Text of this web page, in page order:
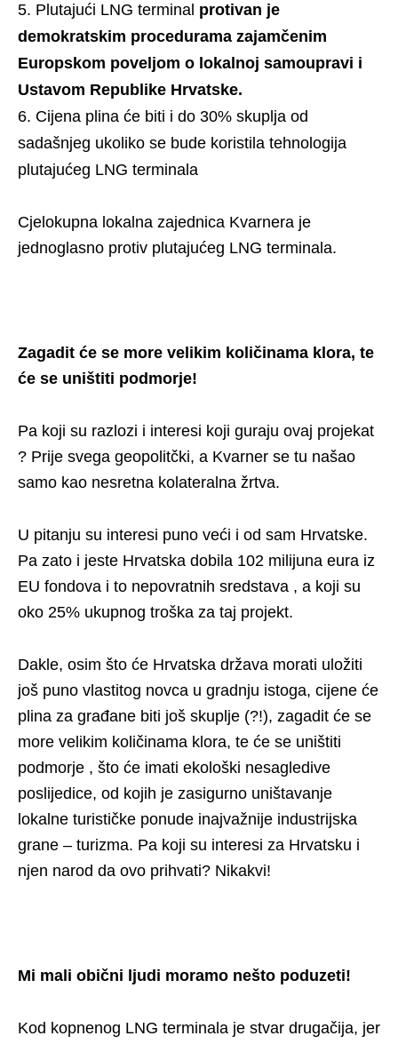
Plutajući LNG terminal protivan je
demokratskim procedurama zajamčenim
Europskom poveljom o lokalnoj samoupravi i
Ustavom Republike Hrvatske.
Cijena plina će biti i do 30% skuplja od
sadašnjeg ukoliko se bude koristila tehnologija
plutajućeg LNG terminala
Cjelokupna lokalna zajednica Kvarnera je
jednoglasno protiv plutajućeg LNG terminala.
Zagadit će se more velikim količinama klora, te
će se uništiti podmorje!
Pa koji su razlozi i interesi koji guraju ovaj projekat
? Prije svega geopolitčki, a Kvarner se tu našao
samo kao nesretna kolateralna žrtva.
U pitanju su interesi puno veći i od sam Hrvatske.
Pa zato i jeste Hrvatska dobila 102 milijuna eura iz
EU fondova i to nepovratnih sredstava , a koji su
oko 25% ukupnog troška za taj projekt.
Dakle, osim što će Hrvatska država morati uložiti
još puno vlastitog novca u gradnju istoga, cijene će
plina za građane biti još skuplje (?!), zagadit će se
more velikim količinama klora, te će se uništiti
podmorje , što će imati ekološki nesagledive
poslijedice, od kojih je zasigurno uništavanje
lokalne turističke ponude inajvažnije industrijska
grane – turizma. Pa koji su interesi za Hrvatsku i
njen narod da ovo prihvati? Nikakvi!
Mi mali obični ljudi moramo nešto poduzeti!
Kod kopnenog LNG terminala je stvar drugačija, jer